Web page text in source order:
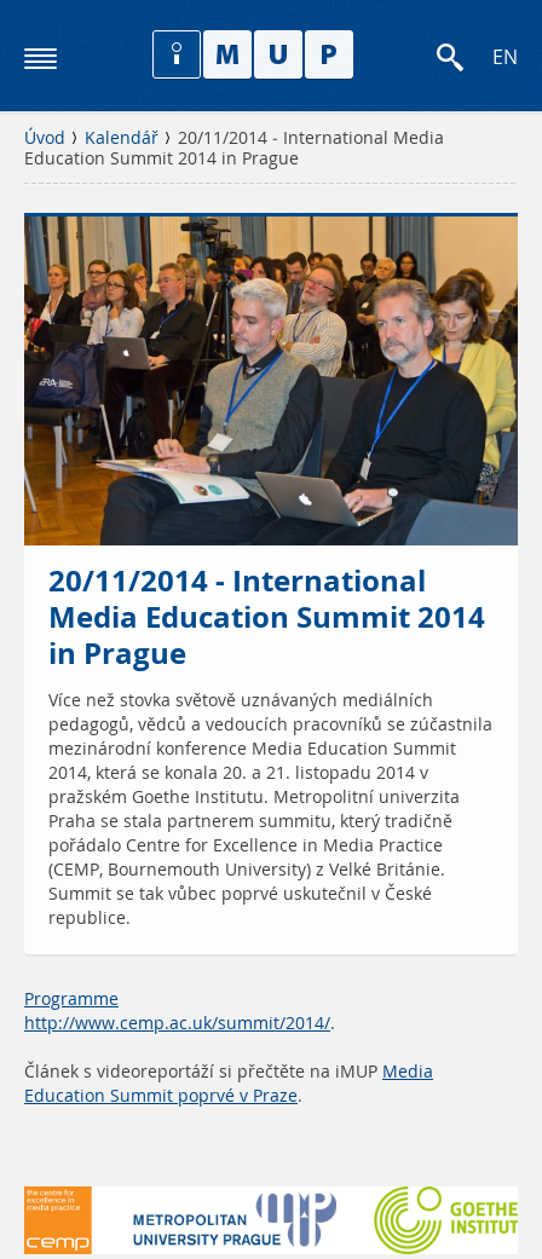
EN
Úvod Kalendář
20/11/2014 - International Media
Education Summit 2014 in Prague
20/11/2014 - International
Media Education Summit 2014
in Prague
Více než stovka světově uznávaných mediálních
pedagogů, vědců a vedoucích pracovníků se zúčastnila
mezinárodní konference Media Education Summit
2014, která se konala 20. a 21. listopadu 2014 v
pražském Goethe Institutu. Metropolitní univerzita
Praha se stala partnerem summitu, který tradičně
pořádalo Centre for Excellence in Media Practice
(CEMP, Bournemouth University) z Velké Británie.
Summit se tak vůbec poprvé uskutečnil v České
republice.
Programme
http://www.cemp.ac.uk/summit/2014/.
Článek s videoreportáží si přečtěte na iMUP Media
Education Summit poprvé v Praze.